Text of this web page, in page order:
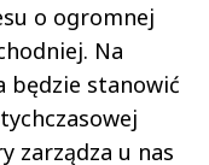
o ogromnej
Na
stanowić
zarządza u nas